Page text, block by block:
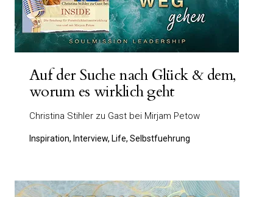
Auf der Suche nach Glück & dem,
worum es wirklich geht
Christina Stihler zu Gast bei Mirjam Petow
Inspiration, Interview, Life, Selbstfuehrung